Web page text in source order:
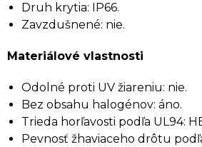
Druh krytia: IP66.
Zavzdušnené: nie.
Materiálové vlastnosti
Odolné proti UV žiareniu: nie.
Bez obsahu halogénov: áno.
Trieda horľavosti podľa UL94:
Pevnosť žhaviaceho drôtu